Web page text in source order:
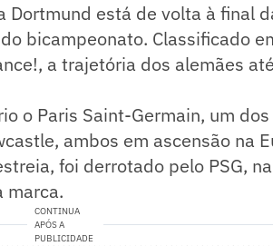
Dortmund está de volta à final
bicampeonato. Classificado
a trajetória dos alemães
o Paris Saint-Germain, um
ambos em ascensão na
foi derrotado pelo PSG,
marca.
CONTINUA
APÓS A
PUBLICIDADE